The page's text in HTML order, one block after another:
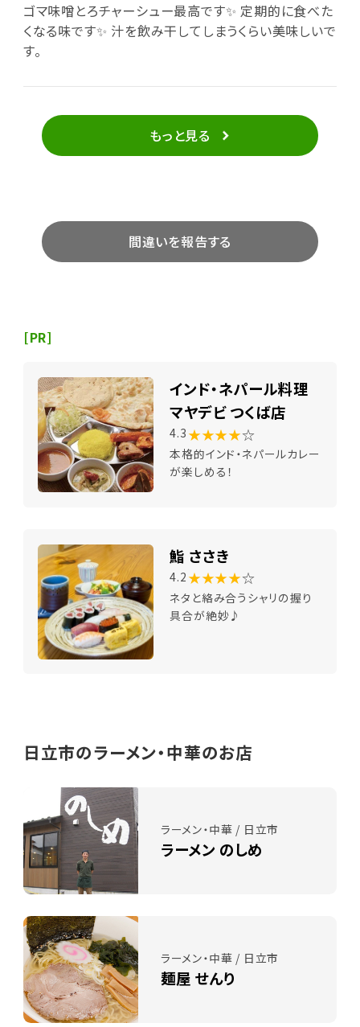
ゴマ味噌とろチャーシュー最高です✨ 定期的に食べた
くなる味です✨ 汁を飲み干してしまうくらい美味しいで
す。
もっと見る
間違いを報告する
[PR]
インド・ネパール料理
マヤデビ つくば店
4.3 ★★★★☆
本格的インド・ネパールカレー
が楽しめる！
鮨 ささき
4.2 ★★★★☆
ネタと絡み合うシャリの握り
具合が絶妙♪
日立市のラーメン・中華のお店
ラーメン・中華 / 日立市
ラーメン のしめ
ラーメン・中華 / 日立市
麺屋 せんり